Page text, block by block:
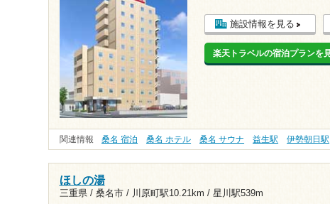
施設情報を見る
楽天トラベルの宿泊プランを
関連情報 桑名 宿泊 桑名 ホテル 桑名 サウナ 益生駅 伊勢朝日駅
ほしの湯
三重県 / 桑名市 / 川原町駅10.21km / 星川駅539m